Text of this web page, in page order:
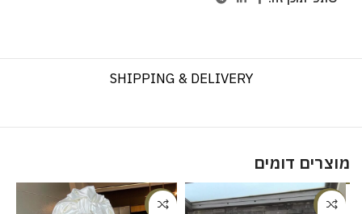
SHIPPING & DELIVERY
מוצרים דומים
-20%
-20%